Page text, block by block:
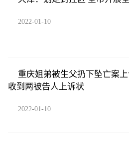
2022-01-10
重庆姐弟被生父扔下坠亡案
收到两被告人上诉状
2022-01-10